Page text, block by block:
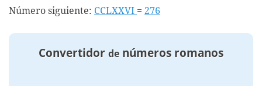
Número siguiente: CCLXXVI = 276
Convertidor de números romanos